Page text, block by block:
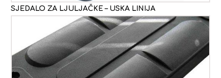
SJEDALO ZA LJULJAČKE – USKA LINIJA